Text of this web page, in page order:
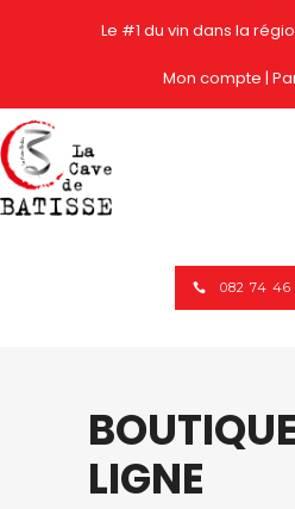
Le #1 du vin dans la
Mon compte
082 74 46
LIGNE